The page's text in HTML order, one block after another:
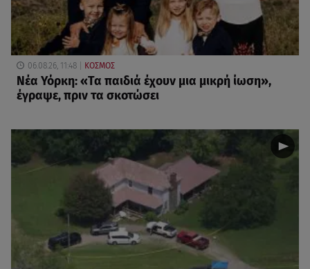
06.08.26, 11:48 ΚΟΣΜΟΣ
Νέα Υόρκη: «Τα παιδιά έχουν μια μικρή ίωση»,
έγραψε, πριν τα σκοτώσει